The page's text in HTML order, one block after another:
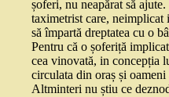
șoferi, nu neapărat să
taximetrist care, neimplicat
să împartă dreptatea cu o
Pentru că o șoferiță
cea vinovată, in concepția
circulata din oraș și
Altminteri nu știu ce